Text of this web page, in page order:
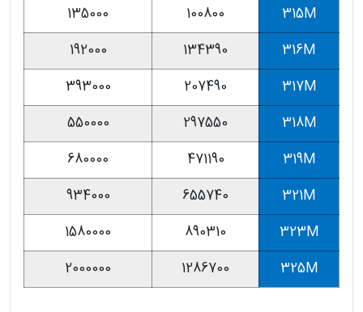
315M
100800
135000
316M
134390
192000
317M
207490
393000
318M
297550
550000
319M
471190
680000
321M
655740
934000
323M
890310
1580000
325M
1286700
2000000